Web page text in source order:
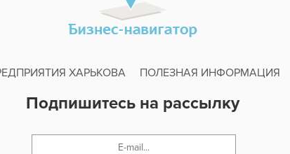
ХАРЬКОВА ПОЛЕЗНАЯ ИНФОРМАЦИЯ
Подпишитесь на рассылку